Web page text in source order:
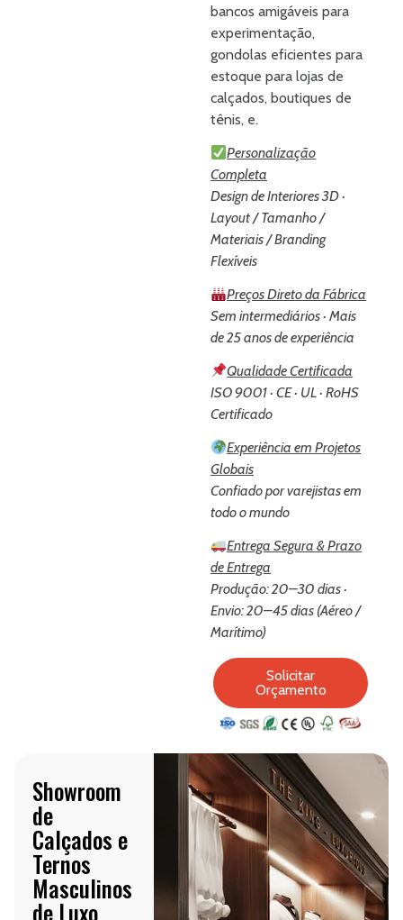
bancos amigáveis para
experimentação,
gondolas eficientes para
estoque para lojas de
calçados, boutiques de
tênis, e.
Personalização
Completa
Design de Interiores 3D ·
Layout / Tamanho /
Materiais / Branding
Flexíveis
Preços Direto da Fábrica
Sem intermediários · Mais
de 25 anos de experiência
Qualidade Certificada
ISO 9001 · CE · UL · RoHS
Certificado
Experiência em Projetos
Globais
Confiado por varejistas em
todo o mundo
Entrega Segura & Prazo
de Entrega
Produção: 20–30 dias ·
Envio: 20–45 dias (Aéreo /
Marítimo)
Solicitar
Orçamento
Showroom
de
Calçados e
Ternos
Masculinos
de Luxo